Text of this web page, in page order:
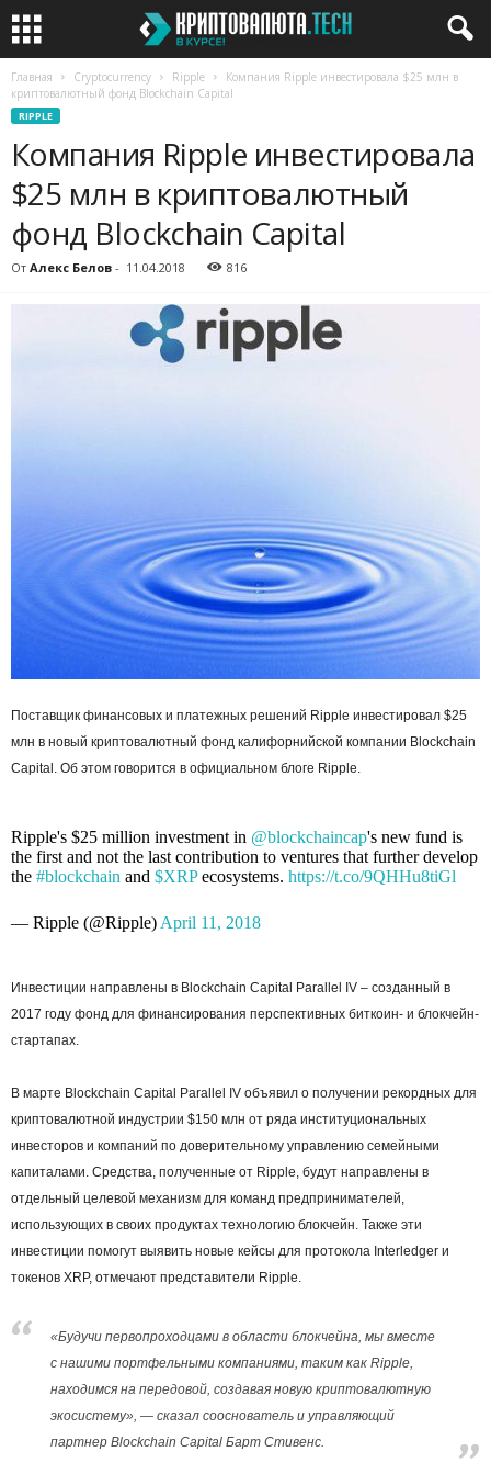
Главная Cryptocurrency Ripple
Компания Ripple инвестировала $25 млн в
криптовалютный фонд Blockchain Capital
RIPPLE
Компания Ripple инвестировала
$25 млн в криптовалютный
фонд Blockchain Capital
От Алекс Белов - 11.04.2018 816
Поставщик финансовых и платежных решений Ripple инвестировал $25
млн в новый криптовалютный фонд калифорнийской компании Blockchain
Capital. Об этом говорится в официальном блоге Ripple.
Ripple's $25 million investment in @blockchaincap's new fund is
the first and not the last contribution to ventures that further develop
the #blockchain and $XRPecosystems. https://t.co/9QHHu8tiGl
— Ripple (@Ripple) April 11, 2018
Инвестиции направлены в Blockchain Capital Parallel IV – созданный в
2017 году фонд для финансирования перспективных биткоин- и блокчейн-
стартапах.
В марте Blockchain Capital Parallel IV объявил о получении рекордных для
криптовалютной индустрии $150 млн от ряда институциональных
инвесторов и компаний по доверительному управлению семейными
капиталами. Средства, полученные от Ripple, будут направлены в
отдельный целевой механизм для команд предпринимателей,
использующих в своих продуктах технологию блокчейн. Также эти
инвестиции помогут выявить новые кейсы для протокола Interledger и
токенов XRP, отмечают представители Ripple.
«Будучи первопроходцами в области блокчейна, мы вместе
с нашими портфельными компаниями, таким как Ripple,
находимся на передовой, создавая новую криптовалютную
экосистему», — сказал сооснователь и управляющий
партнер Blockchain Capital Барт Стивенс.